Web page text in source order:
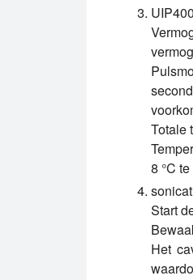
Totale
8 °C
Start
Het